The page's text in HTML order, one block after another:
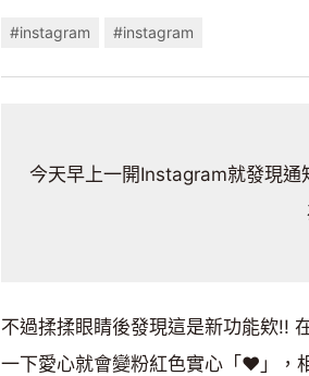
#instagram #instagram
今天早上一開Instagram就發現通
不過揉揉眼睛後發現這是新功能欸!!
一下愛心就會變粉紅色實心「♥」，